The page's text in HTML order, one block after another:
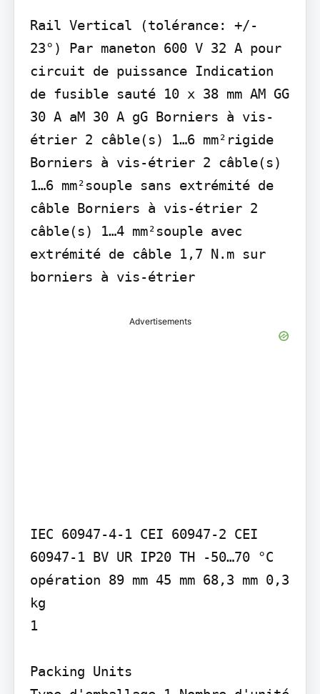
Rail Vertical (tolérance: +/-
23°) Par maneton 600 V 32 A pour
circuit de puissance Indication
de fusible sauté 10 x 38 mm AM GG
30 A aM 30 A gG Borniers à vis-
étrier 2 câble(s) 1…6 mm²rigide
Borniers à vis-étrier 2 câble(s)
1…6 mm²souple sans extrémité de
câble Borniers à vis-étrier 2
câble(s) 1…4 mm²souple avec
extrémité de câble 1,7 N.m sur
borniers à vis-étrier
Advertisements
IEC 60947-4-1 CEI 60947-2 CEI
60947-1 BV UR IP20 TH -50…70 °C
opération 89 mm 45 mm 68,3 mm 0,3
kg
1
Packing Units